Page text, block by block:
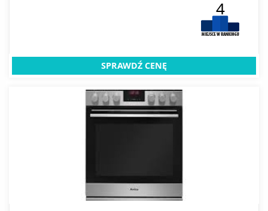
4
SPRAWDŹ CENĘ